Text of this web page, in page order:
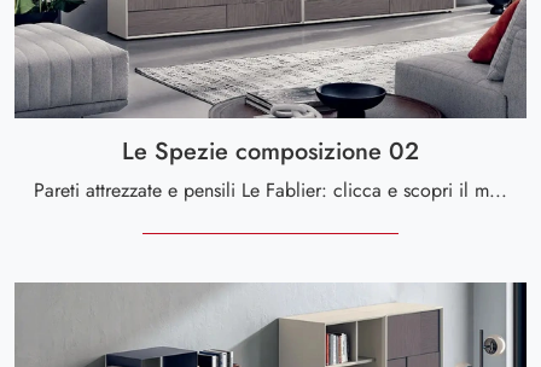
Le Spezie composizione 02
Pareti attrezzate e pensili Le Fablier: clicca e scopri il modello Le Spezie composizione 02 e potrai valorizzare stanze moderne di ogni genere.